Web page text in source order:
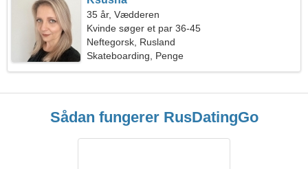
35 år, Vædderen
Kvinde søger et par 36-45
Neftegorsk, Rusland
Skateboarding, Penge
Sådan fungerer RusDatingGo